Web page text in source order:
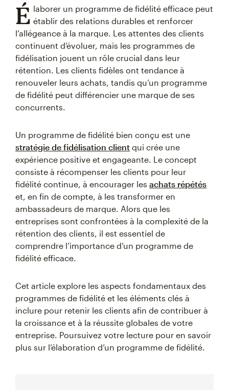
É laborer un programme de fidélité efficace peut
établir des relations durables et renforcer
l’allégeance à la marque. Les attentes des clients
continuent d’évoluer, mais les programmes de
fidélisation jouent un rôle crucial dans leur
rétention. Les clients fidèles ont tendance à
renouveler leurs achats, tandis qu’un programme
de fidélité peut différencier une marque de ses
concurrents.
Un programme de fidélité bien conçu est une
stratégie de fidélisation client qui crée une
expérience positive et engageante. Le concept
consiste à récompenser les clients pour leur
fidélité continue, à encourager les achats répétés
et, en fin de compte, à les transformer en
ambassadeurs de marque. Alors que les
entreprises sont confrontées à la complexité de la
rétention des clients, il est essentiel de
comprendre l’importance d’un programme de
fidélité efficace.
Cet article explore les aspects fondamentaux des
programmes de fidélité et les éléments clés à
inclure pour retenir les clients afin de contribuer à
la croissance et à la réussite globales de votre
entreprise. Poursuivez votre lecture pour en savoir
plus sur l’élaboration d’un programme de fidélité.